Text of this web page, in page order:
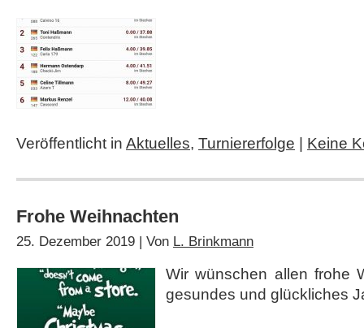
Veröffentlicht in Aktuelles, Turniererfolge Keine
Frohe Weihnachten
25. Dezember 2019 | Von L. Brinkmann
Wir wünschen allen frohe
gesundes und glückliches